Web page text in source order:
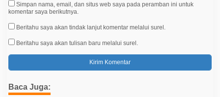
Simpan nama, email, dan situs web saya pada peramban ini untuk
komentar saya berikutnya.
Beritahu saya akan tindak lanjut komentar melalui surel.
Beritahu saya akan tulisan baru melalui surel.
Baca Juga: